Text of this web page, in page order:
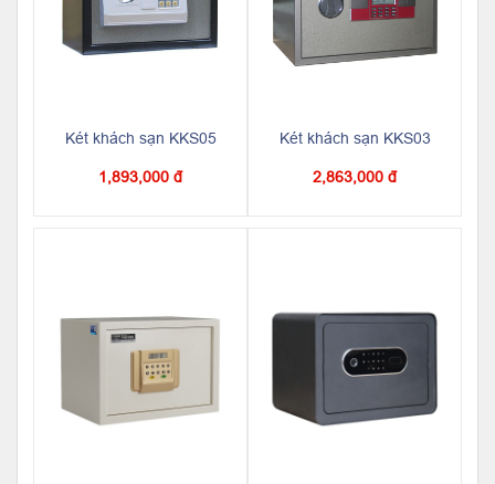
Két khách sạn KKS05
1,893,000 đ
Két khách sạn KKS03
2,863,000 đ